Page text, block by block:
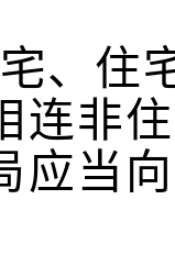
、住
连非
应当